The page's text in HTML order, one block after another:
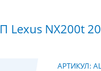
Lexus NX200t
АРТИКУЛ: